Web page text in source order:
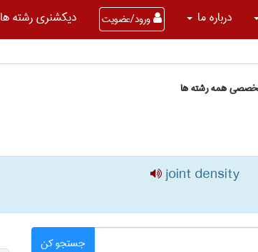
درباره ما ورود/عضویت دیکشنری رشته ها
همه رشته ها
joint density
جستجو کن